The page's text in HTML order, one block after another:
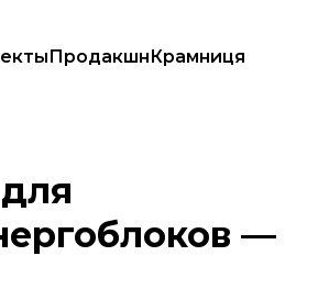
ПродакшнКрамниця
—